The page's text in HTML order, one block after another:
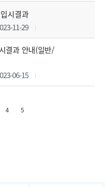
시결과
11-29
결과 안내(일반/
06-15
4 5